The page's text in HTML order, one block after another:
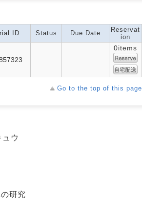
ID Status Due Date
Reservat
ion
0items
Go to the top of this page
ウ
研究